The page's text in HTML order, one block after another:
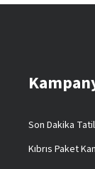
Son Dakika Tatil
Kıbrıs Paket